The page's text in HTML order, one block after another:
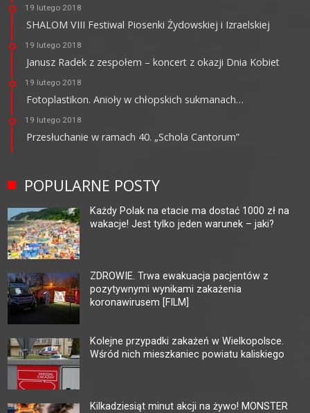
19 lutego 2018
SHALOM VIII Festiwal Piosenki Żydowskiej i Izraelskiej
19 lutego 2018
Janusz Radek z zespołem – koncert z okazji Dnia Kobiet
19 lutego 2018
Fotoplastikon. Anioły w chłopskich sukmanach…
19 lutego 2018
Przesłuchanie w ramach 40. „Schola Cantorum”
POPULARNE POSTY
Każdy Polak na etacie ma dostać 1000 zł na
wakacje! Jest tylko jeden warunek – jaki?
ZDROWIE. Trwa ewakuacja pacjentów z
pozytywnymi wynikami zakażenia
koronawirusem [FILM]
Kolejne przypadki zakażeń w Wielkopolsce.
Wśród nich mieszkaniec powiatu kaliskiego
Kilkadziesiąt minut akcji na żywo! MONSTER